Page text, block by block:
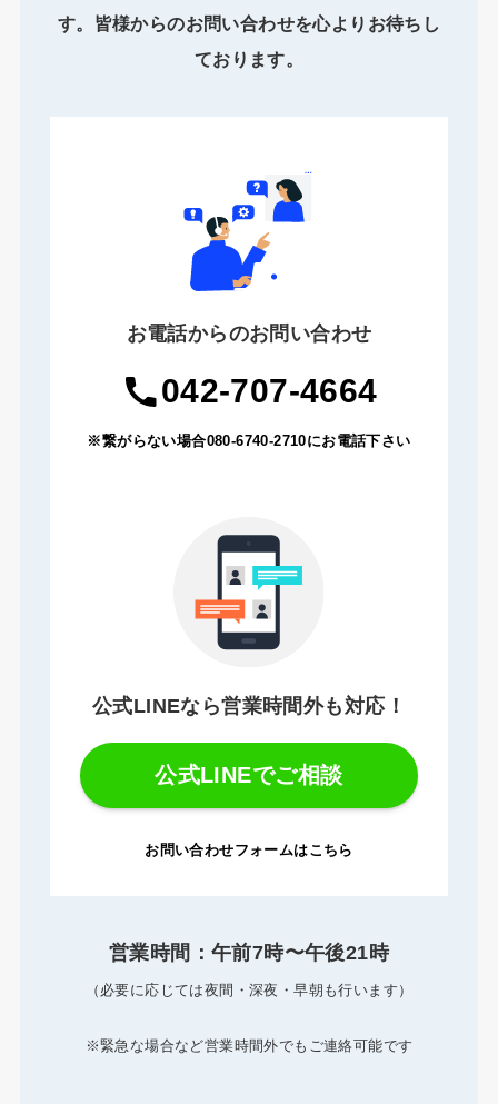
す。皆様からのお問い合わせを心よりお待ちし
ております。
お電話からのお問い合わせ
042-707-4664
※繋がらない場合080-6740-2710にお電話下さい
公式LINEなら営業時間外も対応！
公式LINEでご相談
お問い合わせフォームはこちら
営業時間：午前7時〜午後21時
（必要に応じては夜間・深夜・早朝も行います）
※緊急な場合など営業時間外でもご連絡可能です